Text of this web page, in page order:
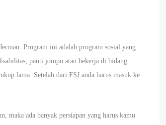
Program ini adalah program sosial yang
panti jompo atau bekerja di bidang
lama. Setelah dari FSJ anda harus masuk ke
maka ada banyak persiapan yang harus kamu